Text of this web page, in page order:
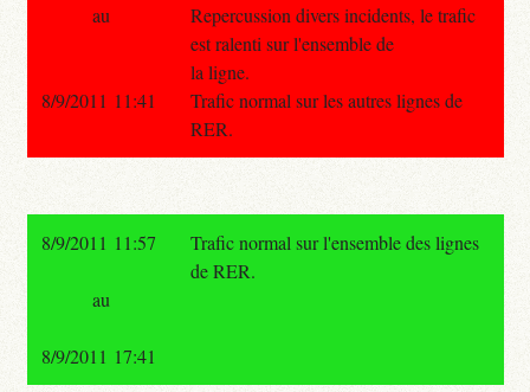
Repercussion divers incidents, le trafic
est ralenti sur l'ensemble de
la ligne.
Trafic normal sur les autres lignes de
RER.
au
8/9/2011 11:41
8/9/2011 11:57
Trafic normal sur l'ensemble des lignes
de RER.
au
8/9/2011 17:41